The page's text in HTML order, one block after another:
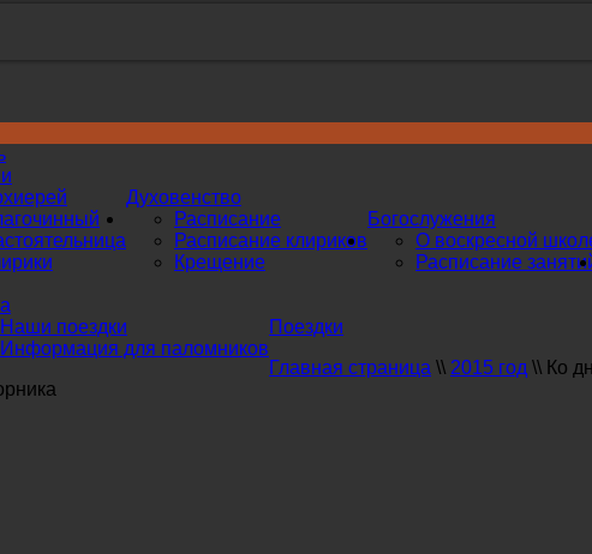
Духовенство
Богослужения
Расписание
Расписание клириков
Крещение
О воскресной
Расписание
Поездки
Наши поездки
Информация для паломников
Главная страница \\ 2015 год \\ Ко